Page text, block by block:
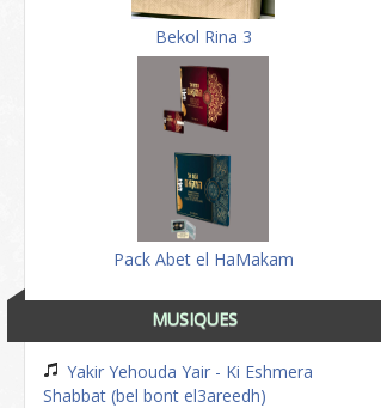
Bekol Rina 3
Pack Abet el HaMakam
MUSIQUES
Yakir Yehouda Yair - Ki Eshmera
Shabbat (bel bont el3areedh)